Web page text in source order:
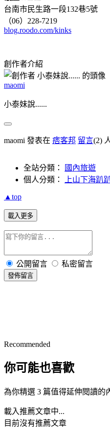
台南市民生路一段132巷5號
（06）228-7219
blog.roodo.com/kinks
創作者介紹
maomi
小泰妹說......
maomi 發表在 痞客邦 留言(2)
全站分類：
國內旅遊
個人分類：
上山下海趴
▲top
載入更多
公開留言 私密留言
發佈留言
Recommended
你可能也喜歡
為你精選 3 篇值得延伸閱讀的
載入推薦文章中...
目前沒有推薦文章